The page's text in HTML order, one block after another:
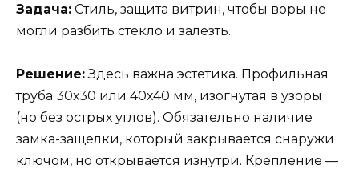
Задача: Стиль, защита витрин, чтобы воры не
могли разбить стекло и залезть.
Решение:Здесь важна эстетика. Профильная
труба 30х30 или 40х40 мм, изогнутая в узоры
(но без острых углов). Обязательно наличие
замка-защелки, который закрывается снаружи
ключом, но открывается изнутри. Крепление —